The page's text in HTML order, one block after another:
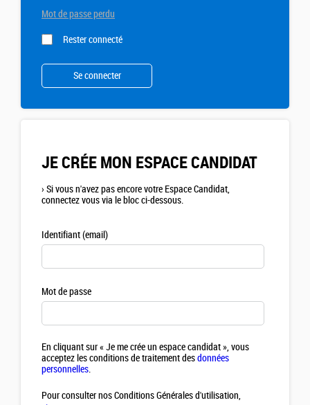
Rester connecté
Mot de passe perdu
JE CRÉE MON ESPACE CANDIDAT
› Si vous n'avez pas encore votre Espace Candidat,
connectez vous via le bloc ci-dessous.
Identifiant (email)
Mot de passe
En cliquant sur « Je me crée un espace candidat », vous
acceptez les conditions de traitement desdonnées
personnelles.
Pour consulter nos Conditions Générales d'utilisation,